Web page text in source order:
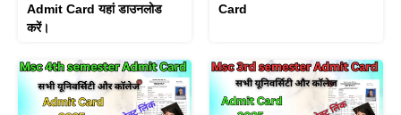
Admit Card यहां डाउनलोड
करें।
Card